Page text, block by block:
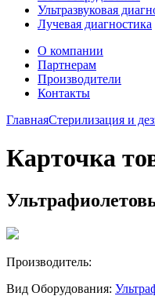
Ультразвуковая
Лучевая диагностика
О компании
Партнерам
Производители
Контакты
ГлавнаяСтерилизация и
Карточка
Производитель:
Вид Оборудования: